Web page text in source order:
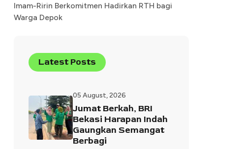
Imam-Ririn Berkomitmen Hadirkan RTH bagi
Warga Depok
Latest Posts
05 August, 2026
Jumat Berkah, BRI
Bekasi Harapan Indah
Gaungkan Semangat
Berbagi